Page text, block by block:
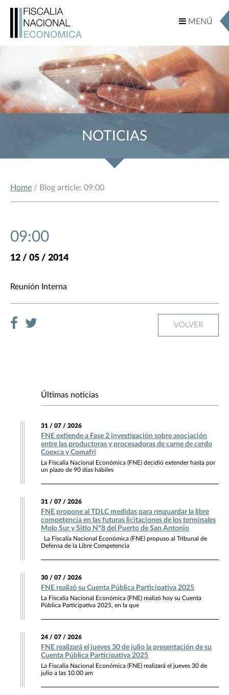
MENÚ
MENÚ
NOTICIAS
Home / Blog article: 09:00
09:00
12 / 05 / 2014
Reunión Interna
VOLVER
Últimas noticias
31 / 07 / 2026
FNE extiende a Fase 2 investigación sobre asociación
entre las productoras y procesadoras de carne de cerdo
Coexca y Comafri
La Fiscalía Nacional Económica (FNE) decidió extender hasta por
un plazo de 90 días hábiles
31 / 07 / 2026
FNE propone al TDLC medidas para resguardar la libre
competencia en las futuras licitaciones de los terminales
Molo Sur y Sitio N°8 del Puerto de San Antonio
La Fiscalía Nacional Económica (FNE) propuso al Tribunal de
Defensa de la Libre Competencia
30 / 07 / 2026
FNE realizó su Cuenta Pública Participativa 2025
La Fiscalía Nacional Económica (FNE) realizó hoy su Cuenta
Pública Participativa 2025, en la que
24 / 07 / 2026
FNE realizará el jueves 30 de julio la presentación de su
Cuenta Pública Participativa 2025
La Fiscalía Nacional Económica (FNE) realizará el jueves 30 de
julio a las 10.00 am